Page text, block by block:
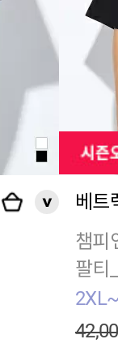
베트
챔피
팔티